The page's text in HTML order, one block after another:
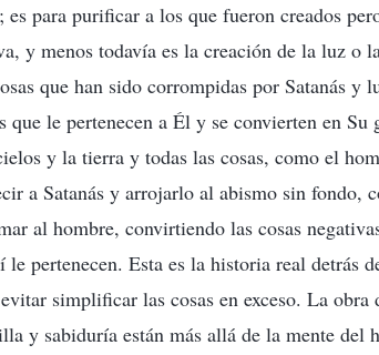
para purificar a los que fueron creados
y menos todavía es la creación de la luz o
que han sido corrompidas por Satanás y
que le pertenecen a Él y se convierten en
y la tierra y todas las cosas, como el
a Satanás y arrojarlo al abismo sin fondo,
al hombre, convirtiendo las cosas
pertenecen. Esta es la historia real detrás
simplificar las cosas en exceso. La obra
y sabiduría están más allá de la mente del